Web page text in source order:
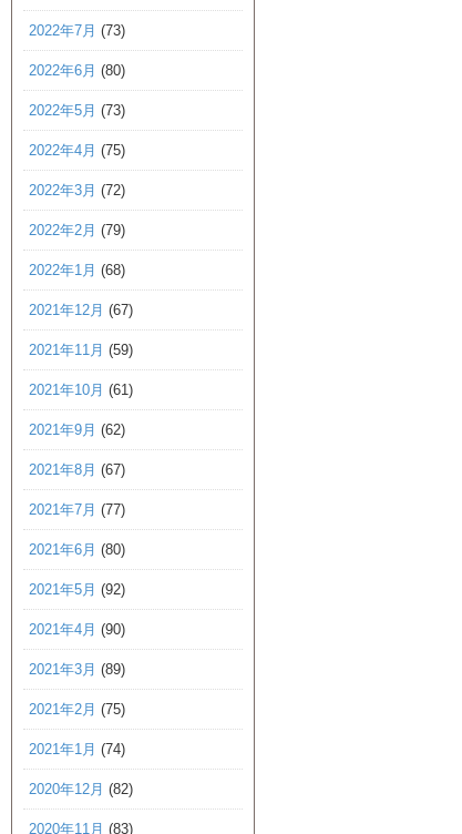
2022年7月 (73)
2022年6月 (80)
2022年5月 (73)
2022年4月 (75)
2022年3月 (72)
2022年2月 (79)
2022年1月 (68)
2021年12月 (67)
2021年11月 (59)
2021年10月 (61)
2021年9月 (62)
2021年8月 (67)
2021年7月 (77)
2021年6月 (80)
2021年5月 (92)
2021年4月 (90)
2021年3月 (89)
2021年2月 (75)
2021年1月 (74)
2020年12月 (82)
2020年11月 (83)